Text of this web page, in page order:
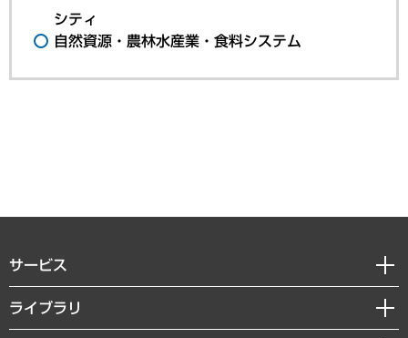
シティ
自然資源・農林水産業・食料システム
サービス
経営戦略
組織・人事戦略
ライブラリ